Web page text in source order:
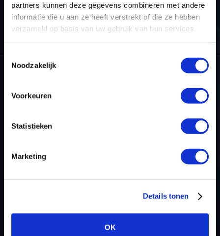
partners kunnen deze gegevens combineren met andere
informatie die u aan ze heeft verstrekt of die ze hebben
verzameld op basis van uw gebruik van hun services.
Toestemmingsselectie
Noodzakelijk
Voorkeuren
Statistieken
Marketing
Details tonen
OK
HOME PROJECTEN
TUNINGFILE BESCHIKBAAR VOOR AUDI RS6
40 TFSI 560PK